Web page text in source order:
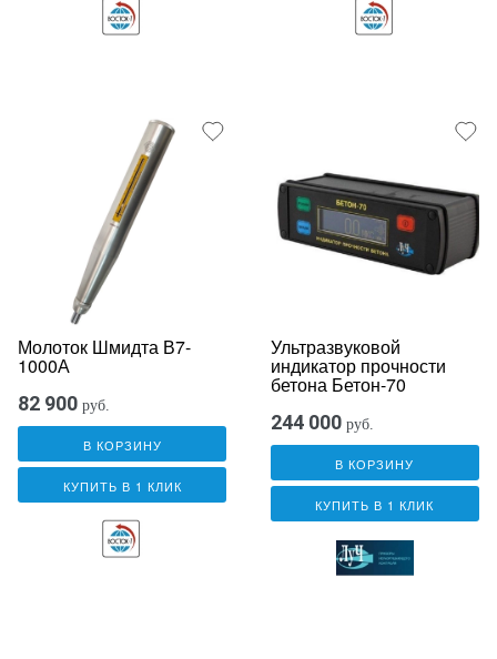
Молоток Шмидта В7-
1000А
82 900 руб.
В КОРЗИНУ
КУПИТЬ В 1 КЛИК
Ультразвуковой
индикатор прочности
бетона Бетон-70
244 000 руб.
В КОРЗИНУ
КУПИТЬ В 1 КЛИК